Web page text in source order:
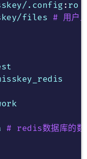
.config:ro
files # 用户
# redis数据库的数